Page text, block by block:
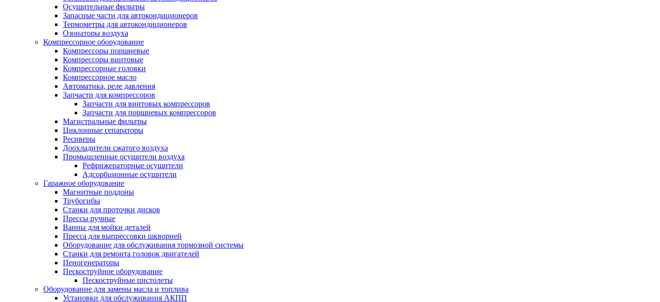
Осушительные фильтры
Запасные части для автокондиционеров
Термометры для автокондиционеров
Озонаторы воздуха
Компрессорное оборудование
Компрессоры поршневые
Компрессоры винтовые
Компрессорные головки
Компрессорное масло
Автоматика, реле давления
Запчасти для компрессоров
Запчасти для винтовых компрессоров
Запчасти для поршневых компрессоров
Магистральные фильтры
Циклонные сепараторы
Ресиверы
Доохладители сжатого воздуха
Промышленные осушители воздуха
Рефрижераторные осушители
Адсорбционные осушители
Гаражное оборудование
Магнитные поддоны
Трубогибы
Станки для проточки дисков
Прессы ручные
Ванны для мойки деталей
Пресса для выпрессовки шкворней
Оборудование для обслуживания тормозной системы
Станки для ремонта головок двигателей
Пеногенераторы
Пескоструйное оборудование
Пескоструйные пистолеты
Оборудование для замены масла и топлива
Установки для обслуживания АКПП